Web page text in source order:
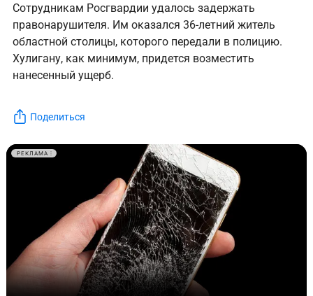
Сотрудникам Росгвардии удалось задержать
правонарушителя. Им оказался 36-летний житель
областной столицы, которого передали в полицию.
Хулигану, как минимум, придется возместить
нанесенный ущерб.
Поделиться
РЕКЛАМА